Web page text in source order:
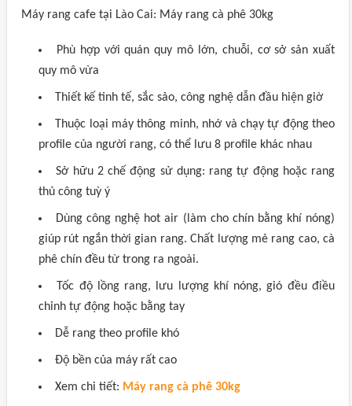
Máy rang cafe tại Lào Cai: Máy rang cà phê 30kg
Phù hợp với quán quy mô lớn, chuỗi, cơ sở sản xuất
quy mô vừa
Thiết kế tinh tế, sắc sảo, công nghệ dẫn đầu hiện giờ
Thuộc loại máy thông minh, nhớ và chạy tự động theo
profile của người rang, có thể lưu 8 profile khác nhau
Sở hữu 2 chế động sử dụng: rang tự động hoặc rang
thủ công tuỳ ý
Dùng công nghệ hot air (làm cho chín bằng khí nóng)
giúp rút ngắn thời gian rang. Chất lượng mẻ rang cao, cà
phê chín đều từ trong ra ngoài.
Tốc độ lồng rang, lưu lượng khí nóng, gió đều điều
chỉnh tự động hoặc bằng tay
Dễ rang theo profile khó
Độ bền của máy rất cao
Xem chi tiết: Máy rang cà phê 30kg